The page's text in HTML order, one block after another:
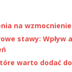
na
stawy: Wpływ
warto dodać